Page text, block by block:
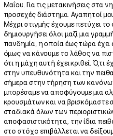
Μαΐου. Για τις μετακινήσεις
προσεχές διάστημα. Αγαπητοί μου
Μέχρι στιγμής έχουμε πετύχει
δημιουργήσει όλοι μαζί μια
πανδημία, η οποία έως τώρα
όμως να κάνουμε το λάθος να
ότι η μάχη αυτή έχει κριθεί. Ό,τι
στην υπευθυνότητα και την
σήμερα στην τήρηση των
μπορέσαμε να αποφύγουμε μια
κρουσμάτων και να βρισκόμαστε
σταδιακά όλων των
αποφασιστικότητα, την ίδια
στο στόχο επιβάλλεται να